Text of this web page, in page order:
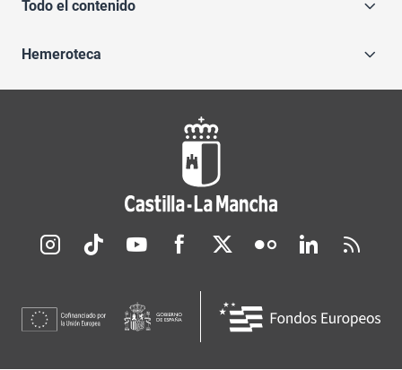
Todo el contenido
Hemeroteca
Redes sociales JCCM